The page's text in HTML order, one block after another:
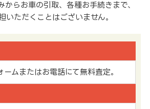
からお車の引取、各種お手続きまで、
いただくことはございません。
ームまたはお電話にて無料査定。